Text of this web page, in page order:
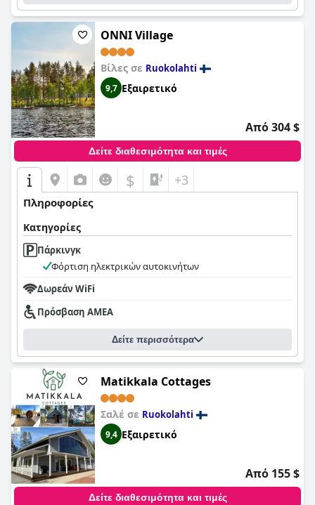
ONNI Village
Βίλες σε Ruokolahti
9,7 Εξαιρετικό
Από 304 $
Δείτε διαθεσιμότητα και τιμές
$ +3
Πληροφορίες
Κατηγορίες
Πάρκινγκ
Φόρτιση ηλεκτρικών αυτοκινήτων
Δωρεάν WiFi
Πρόσβαση ΑΜΕΑ
Δείτε περισσότερα
Matikkala Cottages
Σαλέ σε Ruokolahti
9,4 Εξαιρετικό
Από 155 $
Δείτε διαθεσιμότητα και τιμές